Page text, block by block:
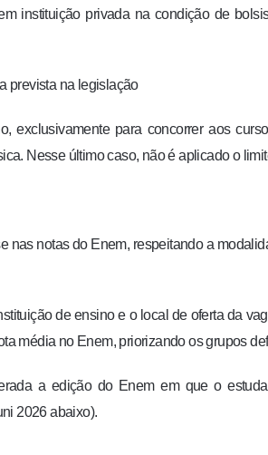
instituição privada na condição de
prevista na legislação
exclusivamente para concorrer aos
Nesse último caso, não é aplicado o
nas notas do Enem, respeitando a
de ensino e o local de oferta da
média no Enem, priorizando os grupos
a edição do Enem em que o
2026 abaixo).